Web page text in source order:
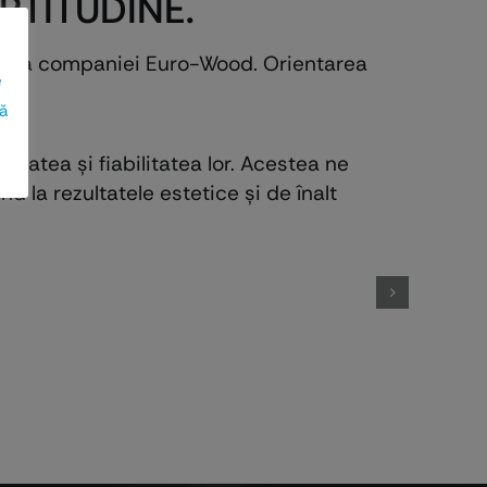
a companiei Euro-Wood. Orientarea
și fiabilitatea lor. Acestea ne
la rezultatele estetice și de înalt